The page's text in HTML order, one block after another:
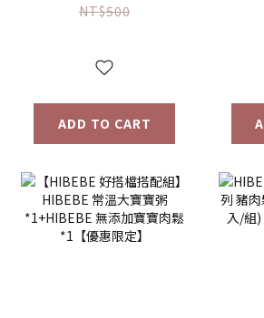
NT$500
ADD TO CART